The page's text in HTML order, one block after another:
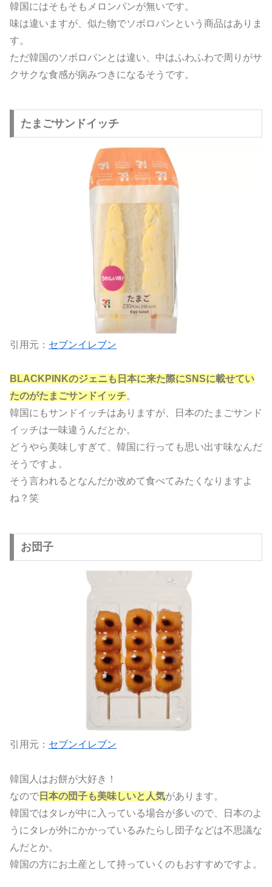
韓国にはそもそもメロンパンが無いです。
味は違いますが、似た物でソボロパンという商品はありま
す。
ただ韓国のソボロパンとは違い、中はふわふわで周りがサ
クサクな食感が病みつきになるそうです。
たまごサンドイッチ
引用元： セブンイレブン
BLACKPINKのジェニも日本に来た際にSNSに載せてい
たのがたまごサンドイッチ。
韓国にもサンドイッチはありますが、日本のたまごサンド
イッチは一味違うんだとか。
どうやら美味しすぎて、韓国に行っても思い出す味なんだ
そうですよ。
そう言われるとなんだか改めて食べてみたくなりますよ
ね？笑
お団子
引用元： セブンイレブン
韓国人はお餅が大好き！
なので 日本の団子も美味しいと人気があります。
韓国ではタレが中に入っている場合が多いので、日本のよ
うにタレが外にかかっているみたらし団子などは不思議な
んだとか。
韓国の方にお土産として持っていくのもおすすめですよ。